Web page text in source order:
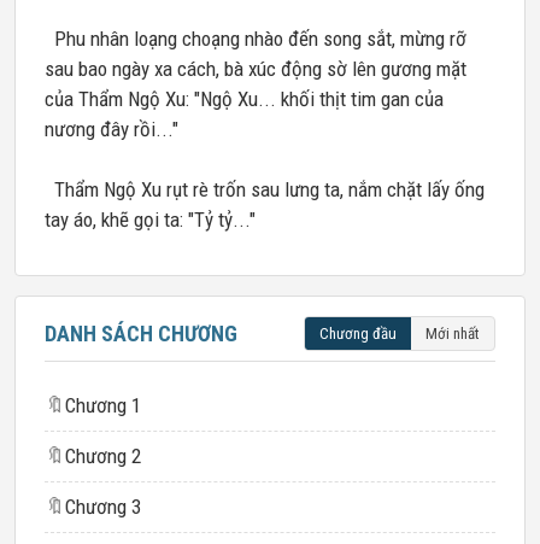
Phu nhân loạng choạng nhào đến song sắt, mừng rỡ
sau bao ngày xa cách, bà xúc động sờ lên gương mặt
của Thẩm Ngộ Xu: "Ngộ Xu... khối thịt tim gan của
nương đây rồi..."
Thẩm Ngộ Xu rụt rè trốn sau lưng ta, nắm chặt lấy ống
tay áo, khẽ gọi ta: "Tỷ tỷ..."
DANH SÁCH CHƯƠNG Chương đầu Mới nhất
🔖 Chương 1
🔖 Chương 2
🔖 Chương 3